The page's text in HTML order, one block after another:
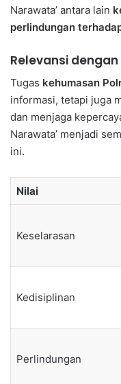
Narawata’ antara lain
perlindungan
Relevansi
Tugas kehumasan
informasi, tetapi juga
dan menjaga
Narawata’ menjadi
ini.
Nilai
Keselarasan
Kedisiplinan
Perlindungan